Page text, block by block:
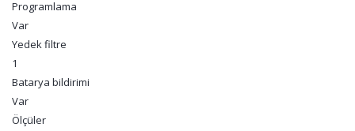
Programlama
Var
Yedek filtre
1
Batarya bildirimi
Var
Ölçüler